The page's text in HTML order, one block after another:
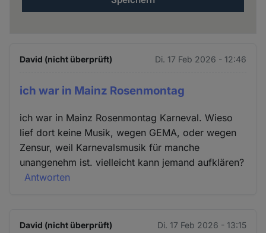
David (nicht überprüft) Di. 17 Feb 2026 - 12:46
ich war in Mainz Rosenmontag
ich war in Mainz Rosenmontag Karneval. Wieso
lief dort keine Musik, wegen GEMA, oder wegen
Zensur, weil Karnevalsmusik für manche
unangenehm ist. vielleicht kann jemand aufklären?
Antworten
David (nicht überprüft) Di. 17 Feb 2026 - 13:15